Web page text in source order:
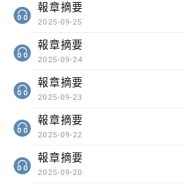
報章摘要
2025-09-25
報章摘要
2025-09-24
報章摘要
2025-09-23
報章摘要
2025-09-22
報章摘要
2025-09-20